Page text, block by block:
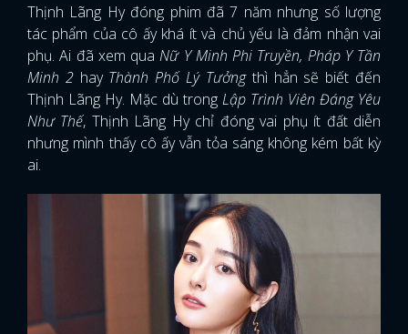
Thịnh Lãng Hy đóng phim đã 7 năm nhưng số lượng
tác phẩm của cô ấy khá ít và chủ yếu là đảm nhận vai
phụ. Ai đã xem quaNữ Y Minh Phi Truyền, Pháp Y Tần
Minh 2hay Thành Phố Lý Tưởngthì hẳn sẽ biết đến
Thịnh Lãng Hy. Mặc dù trong Lập Trình Viên Đáng Yêu
Như Thế, Thịnh Lãng Hy chỉ đóng vai phụ ít đất diễn
nhưng mình thấy cô ấy vẫn tỏa sáng không kém bất kỳ
ai.